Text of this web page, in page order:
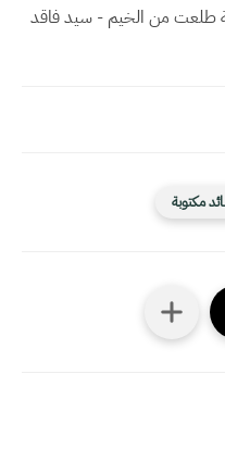
طلعت من الخيم - سيد فاقد
مكتوبة